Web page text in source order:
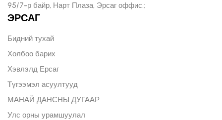
95/7-р байр, Нарт Плаза, Эрсаг оффис.;
ЭРСАГ
Бидний тухай
Холбоо барих
Хэвлэлд Ерсаг
Түгээмэл асуултууд
МАНАЙ ДАНСНЫ ДУГААР
Улс орны урамшуулал